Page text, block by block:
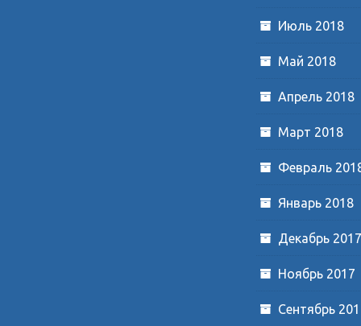
Июль 2018
Май 2018
Апрель 2018
Март 2018
Февраль
Январь 2018
Декабрь 2017
Ноябрь 2017
Сентябрь